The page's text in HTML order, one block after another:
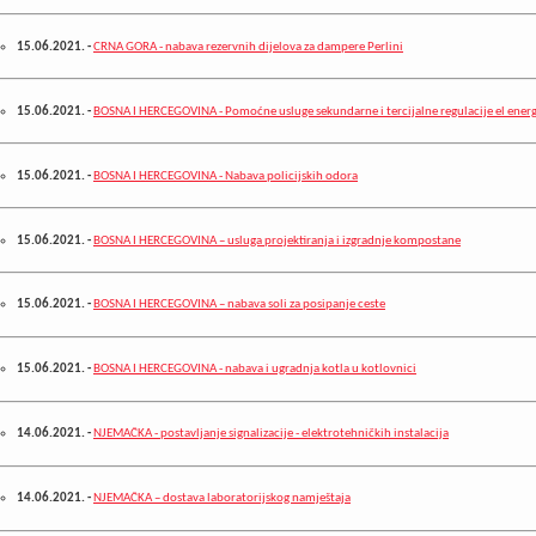
15.06.2021.-CRNA GORA - nabava rezervnih dijelova za dampere Perlini
15.06.2021.- BOSNA I HERCEGOVINA - Pomoćne usluge sekundarne i tercijalne regulacije el
15.06.2021.- BOSNA I HERCEGOVINA - Nabava policijskih odora
15.06.2021.- BOSNA I HERCEGOVINA – usluga projektiranja i izgradnje kompostane
15.06.2021.-BOSNA I HERCEGOVINA – nabava soli za posipanje ceste
15.06.2021.-BOSNA I HERCEGOVINA - nabava i ugradnja kotla u kotlovnici
14.06.2021.-NJEMAČKA - postavljanje signalizacije - elektrotehničkih instalacija
14.06.2021.-NJEMAČKA – dostava laboratorijskog namještaja